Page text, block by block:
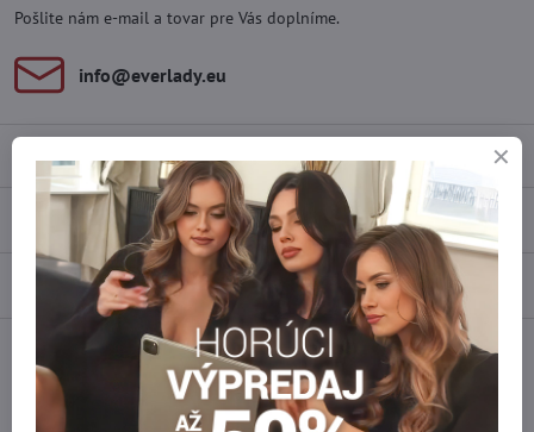
Pošlite nám e-mail a tovar pre Vás doplníme.
info​@everlady​.eu
Popis
0
Diskusia 0
TwitterBlueskyPinterestReddit LinkedInWhatsApp
E-